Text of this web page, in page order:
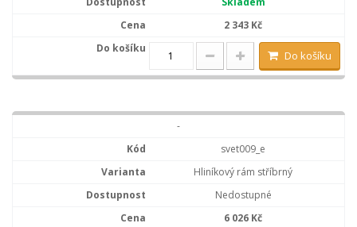
2 343 Kč
Do košíku
-
svet009_e
Hliníkový rám stříbrný
Nedostupné
6 026 Kč